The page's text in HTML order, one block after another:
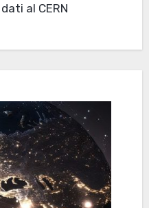
al CERN